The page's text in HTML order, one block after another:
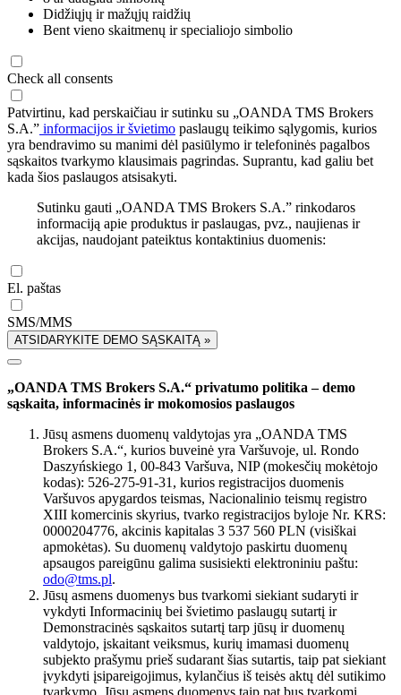
Didžiųjų ir mažųjų raidžių
Bent vieno skaitmenų ir specialiojo simbolio
Check all consents
Patvirtinu, kad perskaičiau ir sutinku su „OANDA TMS Brokers
S.A.” informacijos ir švietimo paslaugų teikimo sąlygomis, kurios
yra bendravimo su manimi dėl pasiūlymo ir telefoninės pagalbos
sąskaitos tvarkymo klausimais pagrindas. Suprantu, kad galiu bet
kada šios paslaugos atsisakyti.
Sutinku gauti „OANDA TMS Brokers S.A.” rinkodaros
informaciją apie produktus ir paslaugas, pvz., naujienas ir
akcijas, naudojant pateiktus kontaktinius duomenis:
El. paštas
SMS/MMS
ATSIDARYKITE DEMO SĄSKAITĄ »
„OANDA TMS Brokers S.A.“ privatumo politika – demo
sąskaita, informacinės ir mokomosios paslaugos
Jūsų asmens duomenų valdytojas yra „OANDA TMS
Brokers S.A.“, kurios buveinė yra Varšuvoje, ul. Rondo
Daszyńskiego 1, 00-843 Varšuva, NIP (mokesčių mokėtojo
kodas): 526-275-91-31, kurios registracijos duomenis
Varšuvos apygardos teismas, Nacionalinio teismų registro
XIII komercinis skyrius, tvarko registracijos byloje Nr. KRS:
0000204776, akcinis kapitalas 3 537 560 PLN (visiškai
apmokėtas). Su duomenų valdytojo paskirtu duomenų
apsaugos pareigūnu galima susisiekti elektroniniu paštu:
odo@tms.pl.
Jūsų asmens duomenys bus tvarkomi siekiant sudaryti ir
vykdyti Informacinių bei švietimo paslaugų sutartį ir
Demonstracinės sąskaitos sutartį tarp jūsų ir duomenų
valdytojo, įskaitant veiksmus, kurių imamasi duomenų
subjekto prašymu prieš sudarant šias sutartis, taip pat siekiant
įvykdyti įsipareigojimus, kylančius iš teisės aktų dėl sutikimo
tvarkymo. Jūsų asmens duomenys taip pat bus tvarkomi